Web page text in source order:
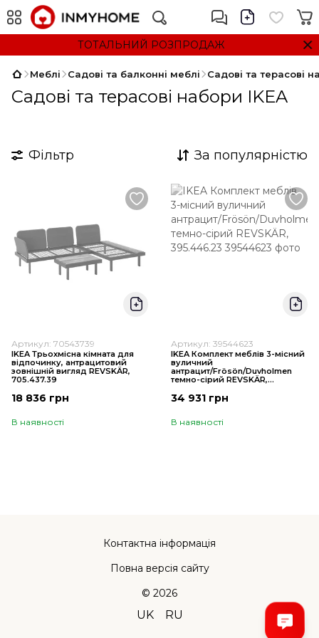
ТОТАЛЬНИЙ РОЗПРОДАЖ
Меблі Садові та балконні меблі Садові та терасові
Садові та терасові набори IKEA
Фільтр За популярністю
Артикул: 70543739
IKEA Трьохмісна кімната для
відпочинку, антрацитовий
зовнішній вигляд REVSKÄR,
705.437.39
18 836 грн
В наявності
Артикул: 39544623
IKEA Комплект меблів 3-місний
вуличний
антрацит/Frösön/Duvholmen
темно-сірий REVSKÄR,
34 931 грн
В наявності
Контактна інформація
Повна версія сайту
© 2026
UK RU